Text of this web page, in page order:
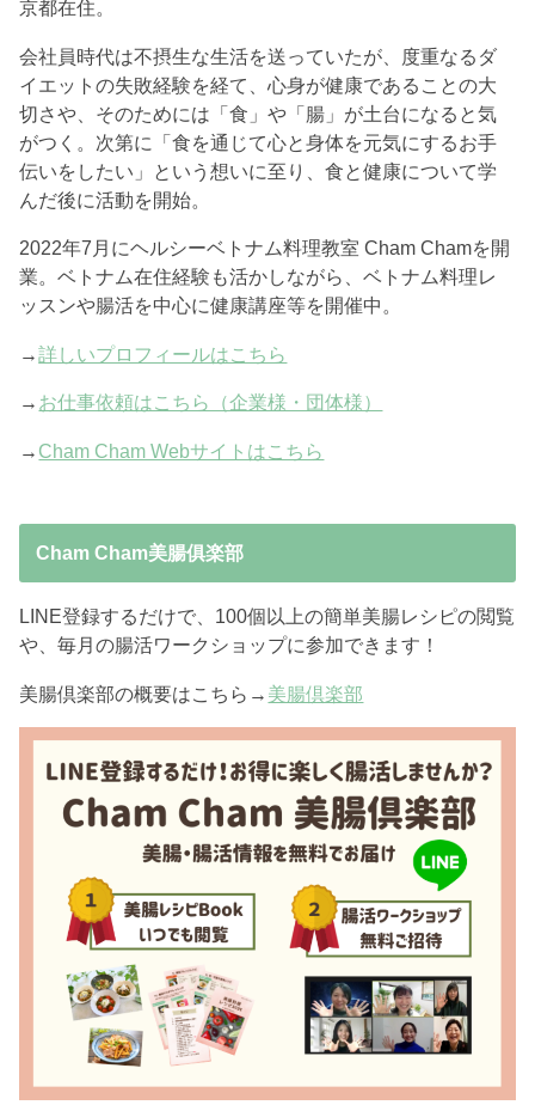
京都在住。
会社員時代は不摂生な生活を送っていたが、度重なるダ
イエットの失敗経験を経て、心身が健康であることの大
切さや、そのためには「食」や「腸」が土台になると気
がつく。次第に「食を通じて心と身体を元気にするお手
伝いをしたい」という想いに至り、食と健康について学
んだ後に活動を開始。
2022年7月にヘルシーベトナム料理教室 Cham Chamを開
業。ベトナム在住経験も活かしながら、ベトナム料理レ
ッスンや腸活を中心に健康講座等を開催中。
→詳しいプロフィールはこちら
→ お仕事依頼はこちら（企業様・団体様）
→ Cham Cham Webサイトはこちら
Cham Cham美腸俱楽部
LINE登録するだけで、100個以上の簡単美腸レシピの閲覧
や、毎月の腸活ワークショップに参加できます！
美腸倶楽部の概要はこちら→ 美腸倶楽部